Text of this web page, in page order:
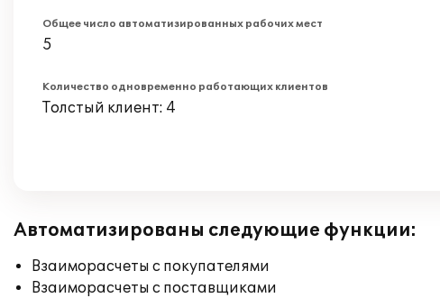
Общее число автоматизированных рабочих мест
5
Количество одновременно работающих клиентов
Толстый клиент: 4
Автоматизированы следующие функции:
Взаиморасчеты с покупателями
Взаиморасчеты с поставщиками